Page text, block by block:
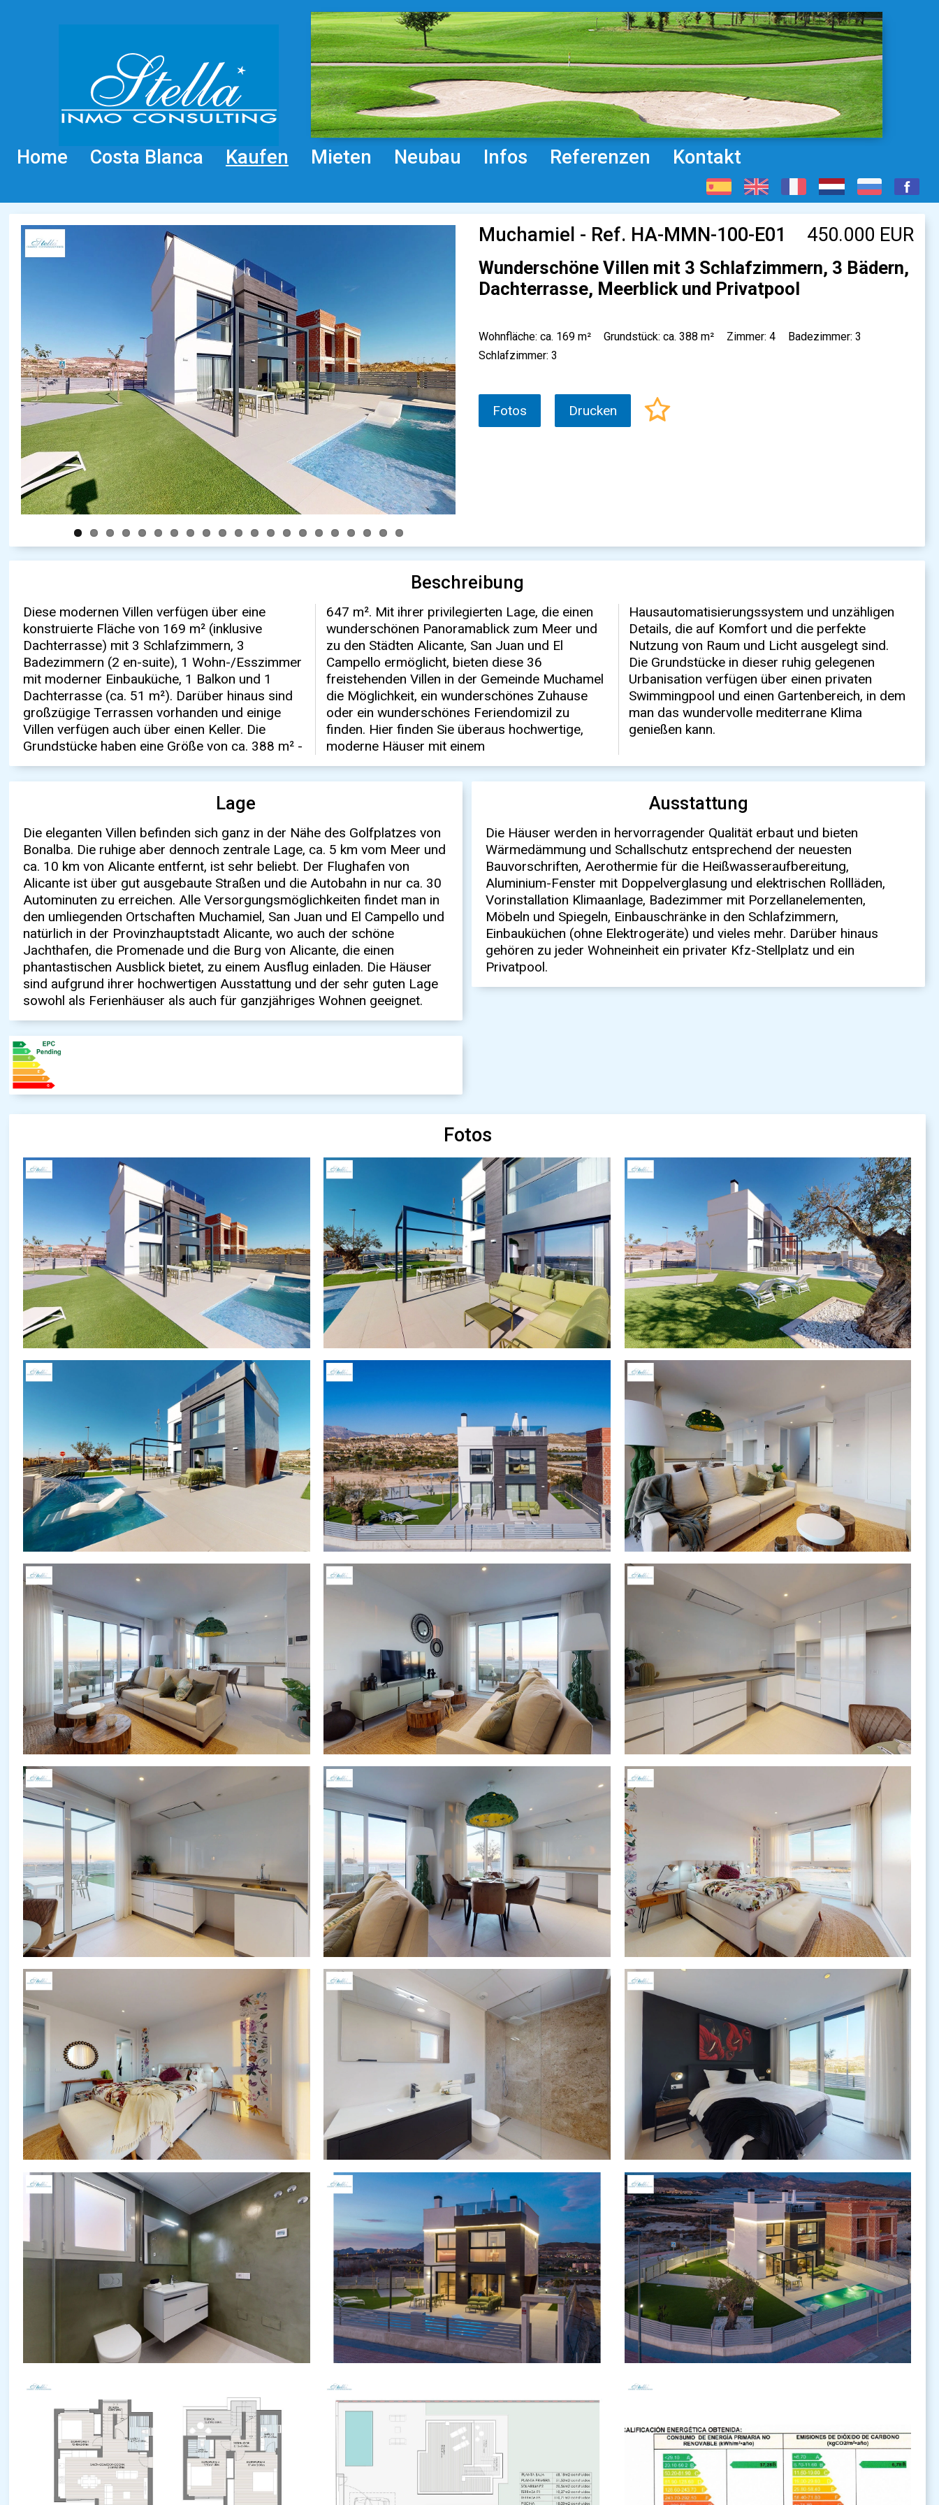
Home Costa Blanca Kaufen Mieten Neubau Infos Referenzen Kontakt
Muchamiel - Ref. HA-MMN-100-E01 450.000 EUR
Wunderschöne Villen mit 3 Schlafzimmern, 3 Bädern,
Dachterrasse, Meerblick und Privatpool
Wohnfläche: ca. 169 m² Grundstück: ca. 388 m² Zimmer: 4
Badezimmer: 3
Schlafzimmer: 3
Fotos Drucken
Beschreibung
Diese modernen Villen verfügen über eine
konstruierte Fläche von 169 m² (inklusive
Dachterrasse) mit 3 Schlafzimmern, 3
Badezimmern (2 en-suite), 1 Wohn-/Esszimmer
mit moderner Einbauküche, 1 Balkon und 1
Dachterrasse (ca. 51 m²). Darüber hinaus sind
großzügige Terrassen vorhanden und einige
Villen verfügen auch über einen Keller. Die
Grundstücke haben eine Größe von ca. 388 m² -
647 m². Mit ihrer privilegierten Lage, die einen
wunderschönen Panoramablick zum Meer und
zu den Städten Alicante, San Juan und El
Campello ermöglicht, bieten diese 36
freistehenden Villen in der Gemeinde Muchamel
die Möglichkeit, ein wunderschönes Zuhause
oder ein wunderschönes Feriendomizil zu
finden. Hier finden Sie überaus hochwertige,
moderne Häuser mit einem
Hausautomatisierungssystem und unzähligen
Details, die auf Komfort und die perfekte
Nutzung von Raum und Licht ausgelegt sind.
Die Grundstücke in dieser ruhig gelegenen
Urbanisation verfügen über einen privaten
Swimmingpool und einen Gartenbereich, in dem
man das wundervolle mediterrane Klima
genießen kann.
Lage
Die eleganten Villen befinden sich ganz in der Nähe des Golfplatzes von
Bonalba. Die ruhige aber dennoch zentrale Lage, ca. 5 km vom Meer und
ca. 10 km von Alicante entfernt, ist sehr beliebt. Der Flughafen von
Alicante ist über gut ausgebaute Straßen und die Autobahn in nur ca. 30
Autominuten zu erreichen. Alle Versorgungsmöglichkeiten findet man in
den umliegenden Ortschaften Muchamiel, San Juan und El Campello und
natürlich in der Provinzhauptstadt Alicante, wo auch der schöne
Jachthafen, die Promenade und die Burg von Alicante, die einen
phantastischen Ausblick bietet, zu einem Ausflug einladen. Die Häuser
sind aufgrund ihrer hochwertigen Ausstattung und der sehr guten Lage
sowohl als Ferienhäuser als auch für ganzjähriges Wohnen geeignet.
Ausstattung
Die Häuser werden in hervorragender Qualität erbaut und bieten
Wärmedämmung und Schallschutz entsprechend der neuesten
Bauvorschriften, Aerothermie für die Heißwasseraufbereitung,
Aluminium-Fenster mit Doppelverglasung und elektrischen Rollläden,
Vorinstallation Klimaanlage, Badezimmer mit Porzellanelementen,
Möbeln und Spiegeln, Einbauschränke in den Schlafzimmern,
Einbauküchen (ohne Elektrogeräte) und vieles mehr. Darüber hinaus
gehören zu jeder Wohneinheit ein privater Kfz-Stellplatz und ein
Privatpool.
Fotos